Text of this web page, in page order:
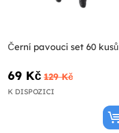
Černí pavouci set 60 kusů
69 Kč 129 Kč
K DISPOZICI